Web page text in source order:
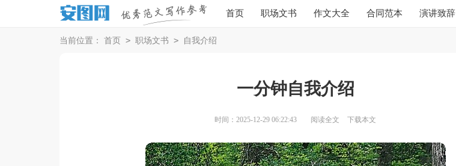
首页 职场文书 作文大全 合同范本 演讲致辞
当前位置： 首页 > 职场文书 > 自我介绍
一分钟自我介绍
时间：2025-12-29 06:22:43 阅读全文 下载本文